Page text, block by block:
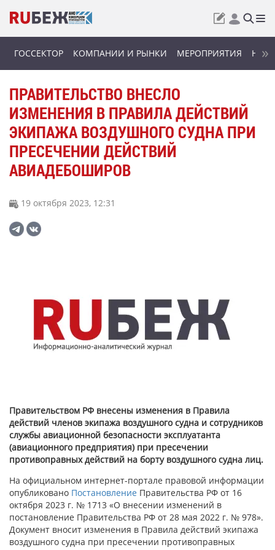
ГОССЕКТОР КОМПАНИИ И РЫНКИ МЕРОПРИЯТИЯ
ПРАВИТЕЛЬСТВО ВНЕСЛО
ИЗМЕНЕНИЯ В ПРАВИЛА ДЕЙСТВИЙ
ЭКИПАЖА ВОЗДУШНОГО СУДНА ПРИ
ПРЕСЕЧЕНИИ ДЕЙСТВИЙ
АВИАДЕБОШИРОВ
19 октября 2023, 12:31
Правительством РФ внесены изменения в Правила
действий членов экипажа воздушного судна и сотрудников
службы авиационной безопасности эксплуатанта
(авиационного предприятия) при пресечении
противоправных действий на борту воздушного судна лиц.
На официальном интернет-портале правовой информации
опубликовано Постановление Правительства РФ от 16
октября 2023 г. № 1713 «О внесении изменений в
постановление Правительства РФ от 28 мая 2022 г. № 978».
Документ вносит изменения в Правила действий экипажа
воздушного судна при пресечении противоправных